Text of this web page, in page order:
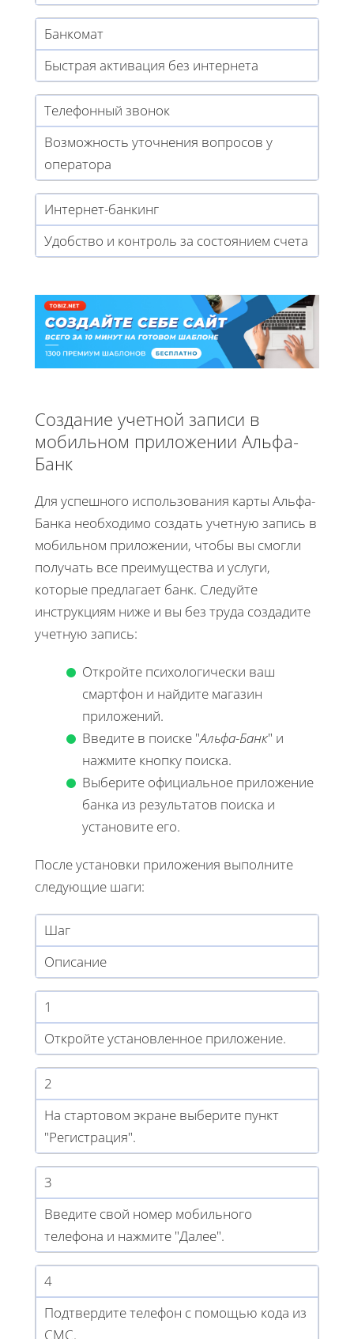
Банкомат
Быстрая активация без интернета
Телефонный звонок
Возможность уточнения вопросов у
оператора
Интернет-банкинг
Удобство и контроль за состоянием счета
Создание учетной записи в
мобильном приложении Альфа-
Банк
Для успешного использования карты Альфа-
Банка необходимо создать учетную запись в
мобильном приложении, чтобы вы смогли
получать все преимущества и услуги,
которые предлагает банк. Следуйте
инструкциям ниже и вы без труда создадите
учетную запись:
Откройте психологически ваш
смартфон и найдите магазин
приложений.
Введите в поиске "Альфа-Банк" и
нажмите кнопку поиска.
Выберите официальное приложение
банка из результатов поиска и
установите его.
После установки приложения выполните
следующие шаги:
Шаг
Описание
1
Откройте установленное приложение.
2
На стартовом экране выберите пункт
"Регистрация".
3
Введите свой номер мобильного
телефона и нажмите "Далее".
4
Подтвердите телефон с помощью кода из
СМС.